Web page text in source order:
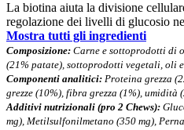
La biotina aiuta la divisione
regolazione dei livelli di glucosio
Mostra tutti gli ingredienti
Composizione: Carne e sottoprodotti di
(21% patate), sottoprodotti vegetali, oli
Componenti analitici: Proteina grezza
grezze (10%), fibra grezza (1%), umidità
Additivi nutrizionali (pro 2 Chews):
mg), Metilsulfonilmetano (350 mg),